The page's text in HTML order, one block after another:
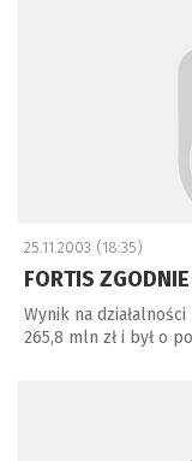
25.11.2003 (18:35)
FORTIS
Wynik na
265,8 mln zł i był o